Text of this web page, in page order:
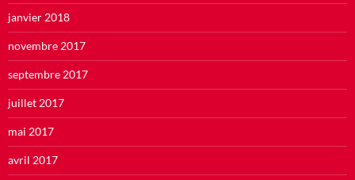
janvier 2018
novembre 2017
septembre 2017
juillet 2017
mai 2017
avril 2017